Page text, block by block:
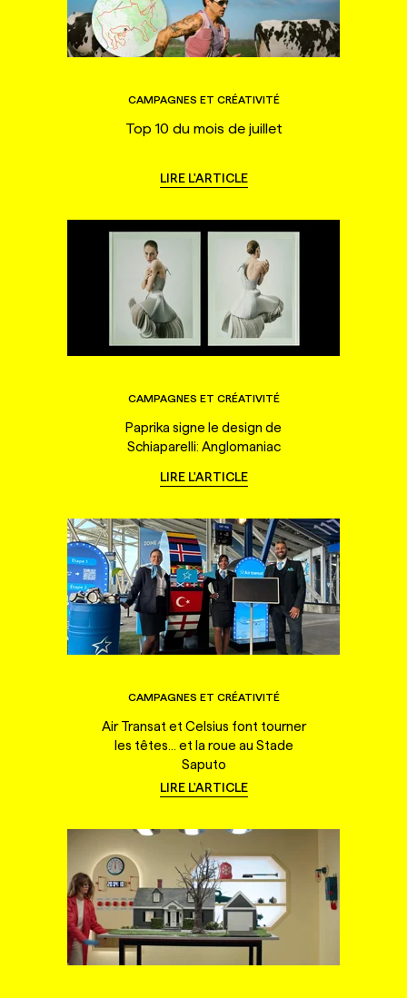
CAMPAGNES ET CRÉATIVITÉ
Top 10 du mois de juillet
LIRE L'ARTICLE
CAMPAGNES ET CRÉATIVITÉ
Paprika signe le design de
Schiaparelli: Anglomaniac
LIRE L'ARTICLE
CAMPAGNES ET CRÉATIVITÉ
Air Transat et Celsius font tourner
les têtes... et la roue au Stade
Saputo
LIRE L'ARTICLE